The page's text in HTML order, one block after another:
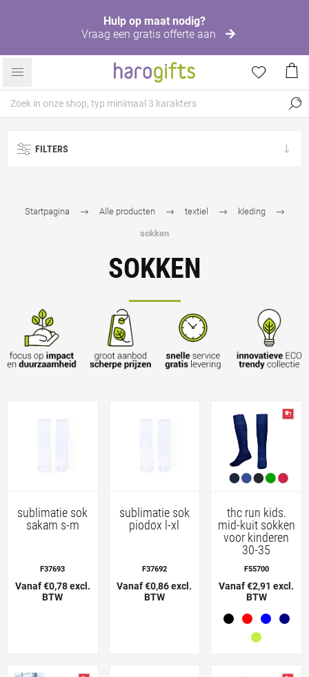
Hulp op maat nodig?
Vraag een gratis offerte aan
FILTERS
Startpagina Alle producten textiel kleding
sokken
SOKKEN
sublimatie sok
sakam s-m
F37693
Vanaf €0,78 excl.
BTW
sublimatie sok
piodox l-xl
F37692
Vanaf €0,86 excl.
BTW
thc run kids.
mid-kuit sokken
voor kinderen
30-35
F55700
Vanaf €2,91 excl.
BTW